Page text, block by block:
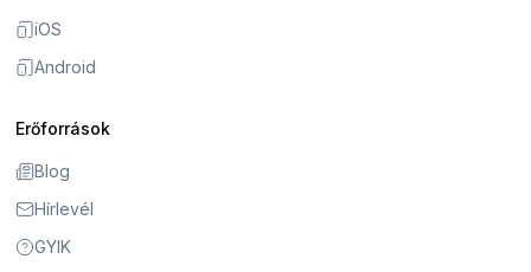
iOS
Android
Erőforrások
Blog
Hírlevél
GYIK